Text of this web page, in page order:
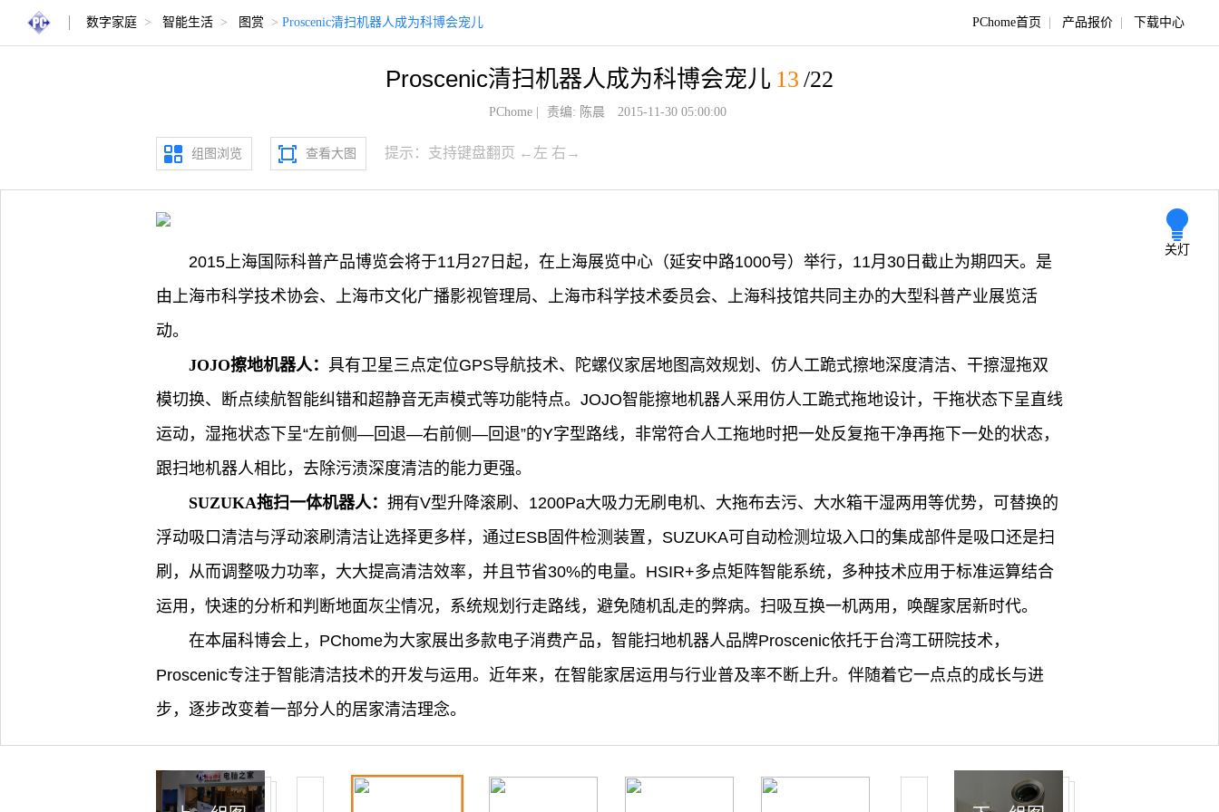
数字家庭 > 智能生活 > 图赏 > Proscenic清扫机器人成为科博会宠儿 PChome首页 产品报价 下载中心
Proscenic清扫机器人成为科博会宠儿 13 /22
PChome| 责编: 陈晨 2015-11-30 05:00:00
组图浏览 查看大图 提示：支持键盘翻页 ←左 右→
关灯
2015上海国际科普产品博览会将于11月27日起，在上海展览中心（延安中路1000号）举行，11月30日截止为期四天。是
由上海市科学技术协会、上海市文化广播影视管理局、上海市科学技术委员会、上海科技馆共同主办的大型科普产业展览活
动。
JOJO擦地机器人： 具有卫星三点定位GPS导航技术、陀螺仪家居地图高效规划、仿人工跪式擦地深度清洁、干擦湿拖双
模切换、断点续航智能纠错和超静音无声模式等功能特点。JOJO智能擦地机器人采用仿人工跪式拖地设计，干拖状态下呈直线
运动，湿拖状态下呈“左前侧—回退—右前侧—回退”的Y字型路线，非常符合人工拖地时把一处反复拖干净再拖下一处的状态，
跟扫地机器人相比，去除污渍深度清洁的能力更强。
SUZUKA拖扫一体机器人： 拥有V型升降滚刷、1200Pa大吸力无刷电机、大拖布去污、大水箱干湿两用等优势，可替换的
浮动吸口清洁与浮动滚刷清洁让选择更多样，通过ESB固件检测装置，SUZUKA可自动检测垃圾入口的集成部件是吸口还是扫
刷，从而调整吸力功率，大大提高清洁效率，并且节省30%的电量。HSIR+多点矩阵智能系统，多种技术应用于标准运算结合
运用，快速的分析和判断地面灰尘情况，系统规划行走路线，避免随机乱走的弊病。扫吸互换一机两用，唤醒家居新时代。
在本届科博会上，PChome为大家展出多款电子消费产品，智能扫地机器人品牌Proscenic依托于台湾工研院技术，
Proscenic专注于智能清洁技术的开发与运用。近年来，在智能家居运用与行业普及率不断上升。伴随着它一点点的成长与进
步，逐步改变着一部分人的居家清洁理念。